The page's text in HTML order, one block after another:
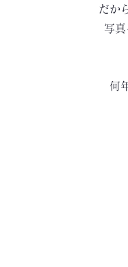
だか
写真
何